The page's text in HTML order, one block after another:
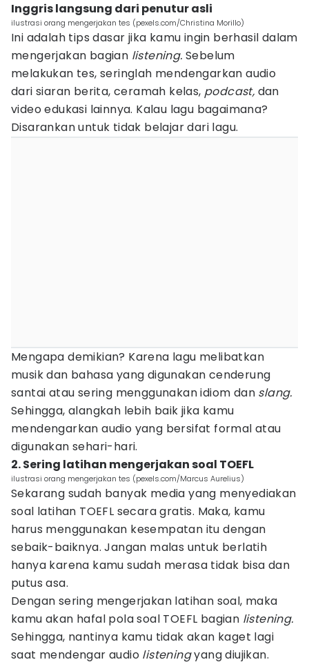
Inggris langsung dari penutur asli
ilustrasi orang mengerjakan tes (pexels.com/Christina Morillo)
Ini adalah tips dasar jika kamu ingin berhasil dalam
mengerjakan bagian listening. Sebelum
melakukan tes, seringlah mendengarkan audio
dari siaran berita, ceramah kelas, podcast, dan
video edukasi lainnya. Kalau lagu bagaimana?
Disarankan untuk tidak belajar dari lagu.
Mengapa demikian? Karena lagu melibatkan
musik dan bahasa yang digunakan cenderung
santai atau sering menggunakan idiom dan slang.
Sehingga, alangkah lebih baik jika kamu
mendengarkan audio yang bersifat formal atau
digunakan sehari-hari.
2. Sering latihan mengerjakan soal TOEFL
ilustrasi orang mengerjakan tes (pexels.com/Marcus Aurelius)
Sekarang sudah banyak media yang menyediakan
soal latihan TOEFL secara gratis. Maka, kamu
harus menggunakan kesempatan itu dengan
sebaik-baiknya. Jangan malas untuk berlatih
hanya karena kamu sudah merasa tidak bisa dan
putus asa.
Dengan sering mengerjakan latihan soal, maka
kamu akan hafal pola soal TOEFL bagian listening.
Sehingga, nantinya kamu tidak akan kaget lagi
saat mendengar audio listeningyang diujikan.